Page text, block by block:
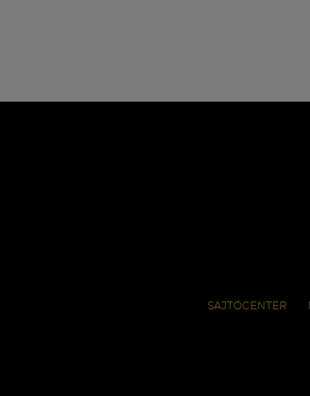
SAJTÓCENTER